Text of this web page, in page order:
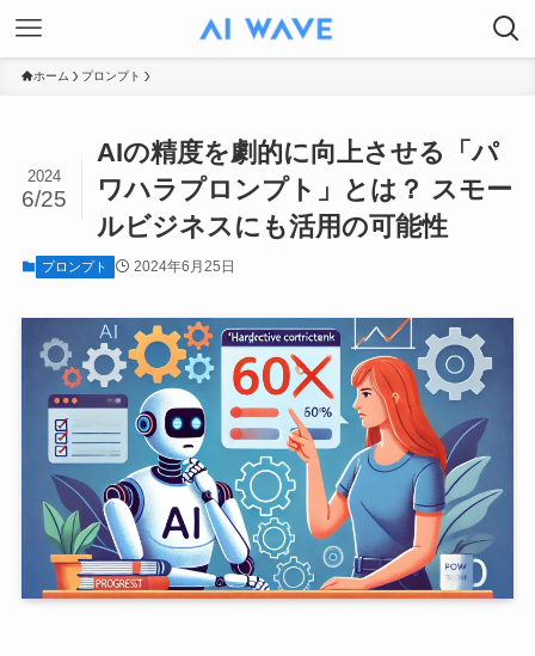
ホーム プロンプト
AIの精度を劇的に向上させる「パ
ワハラプロンプト」とは？ スモー
ルビジネスにも活用の可能性
2024
6/25
プロンプト 2024年6月25日